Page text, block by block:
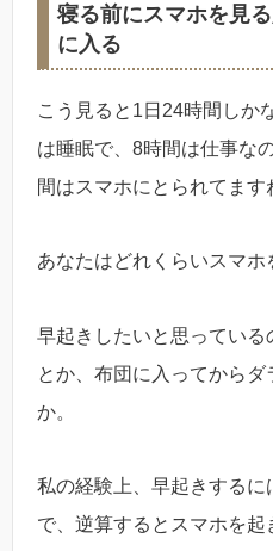
寝る前にスマホを見
に入る
こう見ると1日24時間しか
は睡眠で、8時間は仕事な
間はスマホにとられてます
あなたはどれくらいスマホ
早起きしたいと思ってい
とか、布団に入ってから
か。
私の経験上、早起きする
で、逆算するとスマホを